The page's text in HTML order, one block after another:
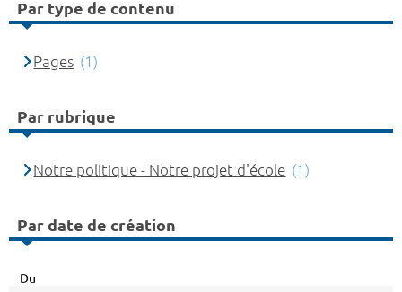
Par type de contenu
Pages (1)
Par rubrique
Notre politique - Notre projet d'école (1)
Par date de création
Du